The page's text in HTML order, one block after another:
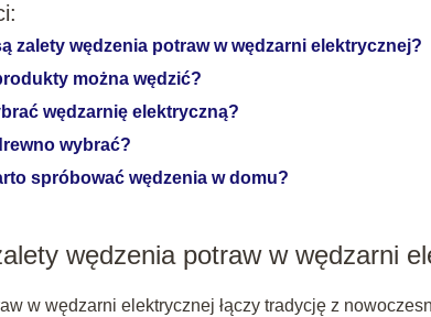
zalety wędzenia potraw w wędzarni elektrycznej?
można wędzić?
wędzarnię elektryczną?
wybrać?
spróbować wędzenia w domu?
wędzenia potraw w wędzarni
w wędzarni elektrycznej łączy tradycję z